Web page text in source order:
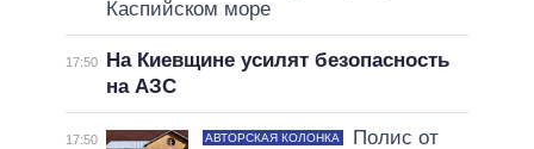
Каспийском море
17:50
На Киевщине усилят безопасность
на АЗС
17:50 АВТОРСКАЯ КОЛОНКА
Полис от